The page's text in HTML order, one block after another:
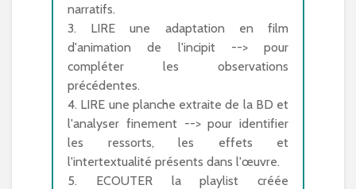
narratifs.
3. LIRE une adaptation en film
d'animation de l'incipit --> pour
compléter les observations
précédentes.
4. LIRE une planche extraite de la BD et
l'analyser finement --> pour identifier
les ressorts, les effets et
l'intertextualité présents dans l'œuvre.
5. ECOUTER la playlist créée